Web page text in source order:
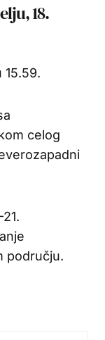
18.
15.59.
celog
području.